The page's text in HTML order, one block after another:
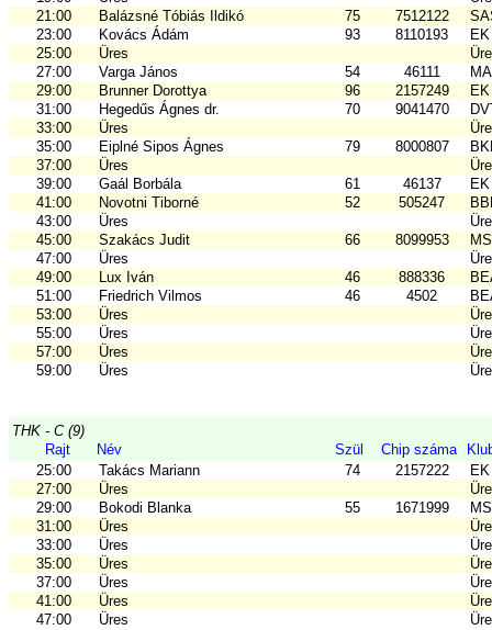
21:00
Balázsné Tóbiás Ildikó 75 7512122
23:00
Kovács Ádám 93 8110193
25:00
Üres
27:00
Varga János 54 46111
29:00
Brunner Dorottya 96 2157249
31:00
Hegedűs Ágnes dr. 70 9041470
33:00
Üres
35:00
Eiplné Sipos Ágnes 79 8000807
37:00
Üres
39:00
Gaál Borbála 61 46137
41:00
Novotni Tiborné 52 505247
43:00
Üres
45:00
Szakács Judit 66 8099953
47:00
Üres
49:00
Lux Iván 46 888336
51:00
Friedrich Vilmos 46 4502
53:00
Üres
55:00
Üres
57:00
Üres
59:00
Üres
THK - C (9)
Rajt
Név Szül Chip száma
25:00
Takács Mariann 74 2157222
27:00
Üres
29:00
Bokodi Blanka 55 1671999
31:00
Üres
33:00
Üres
35:00
Üres
37:00
Üres
41:00
Üres
47:00
Üres